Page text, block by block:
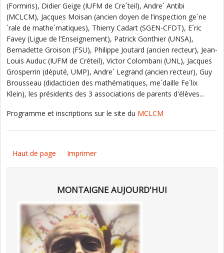
(Formiris), Didier Geige (IUFM de Cre´teil), Andre´ Antibi
(MCLCM), Jacques Moisan (ancien doyen de l’inspection ge´ne
´rale de mathe´matiques), Thierry Cadart (SGEN-CFDT), E´ric
Favey (Ligue de l’Enseignement), Patrick Gonthier (UNSA),
Bernadette Groison (FSU), Philippe Joutard (ancien recteur), Jean-
Louis Auduc (IUFM de Créteil), Victor Colombani (UNL), Jacques
Grosperrin (député, UMP), Andre´ Legrand (ancien recteur), Guy
Brousseau (didacticien des mathématiques, me´daille Fe´lix
Klein), les présidents des 3 associations de parents d'élèves...
Programme et inscriptions sur le site du MCLCM
Haut de page Imprimer
MONTAIGNE AUJOURD'HUI